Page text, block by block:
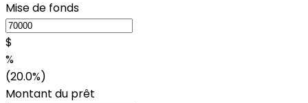
Mise de fonds
$
%
(20.0%)
Montant du prêt